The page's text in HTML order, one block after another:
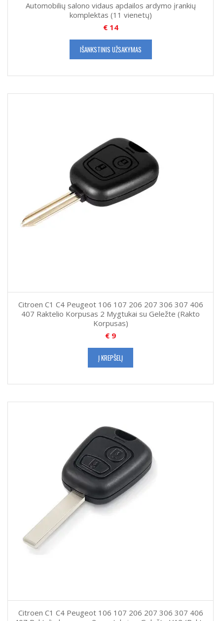
Automobilių salono vidaus apdailos ardymo įrankių
komplektas (11 vienetų)
€14
IŠANKSTINIS UŽSAKYMAS
Citroen C1 C4 Peugeot 106 107 206 207 306 307 406
407 Raktelio Korpusas 2 Mygtukai su Geležte (Rakto
Korpusas)
€ 9
Į KREPŠELĮ
Citroen C1 C4 Peugeot 106 107 206 207 306 307 406